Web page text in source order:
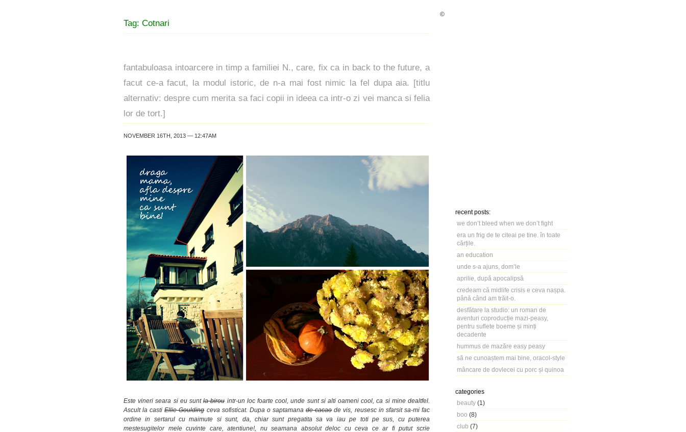
recent posts:
we don’t bleed when we don’t fight
era un frig de te citeai pe tine. în toate
cărțile.
an education
unde s-a ajuns, dom’le
aprilie, după apocalipsă
credeam că midlife crisis e ceva nașpa.
până când am trăit-o.
desfătare la studio: un roman de
aventuri coproducție mazi-peasy,
pentru suflete boeme și minți
decadente
hummus de mazăre easy peasy
să ne cunoaștem mai bine, oracol-style
mâncare de dovlecei cu porc și quinoa
categories
beauty (1)
boo (8)
club (7)
Tag: Cotnari
fantabuloasa intoarcere in timp a familiei N., care, fix ca in back to the future, a
facut ce-a facut, la modul istoric, de n-a mai fost nimic la fel dupa aia. [titlu
alternativ: despre cum merita sa faci copii in ideea ca intr-o zi vei manca si felia
lor de tort.]
NOVEMBER 16TH, 2013 — 12:47AM
Este vineri seara si eu suntla birouintr-un loc foarte cool, unde sunt si alti oameni cool, ca si mine dealtfel.
Ascult la castiEllie Gouldingceva sofisticat. Dupa o saptamanade cacaode vis, reusesc in sfarsit sa-mi fac
ordine in sertarul cu maimute si sunt, da, chiar sunt pregatita sa va iau pe toti pe sus, cu puterea
mestesugitelor mele cuvinte care, atentiune!, nu seamana absolut deloc cu ceva ce ar fi putut scrie
©